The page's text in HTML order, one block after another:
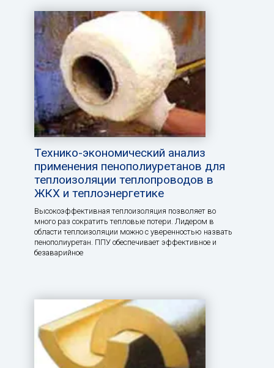
Технико-экономический анализ
применения пенополиуретанов для
теплоизоляции теплопроводов в
ЖКХ и теплоэнергетике
Высокоэффективная теплоизоляция позволяет во
много раз сократить тепловые потери. Лидером в
области теплоизоляции можно с уверенностью назвать
пенополиуретан. ППУ обеспечивает эффективное и
безаварийное